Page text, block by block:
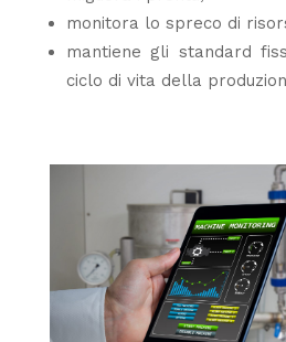
monitora lo spreco di
mantiene gli standard
ciclo di vita della